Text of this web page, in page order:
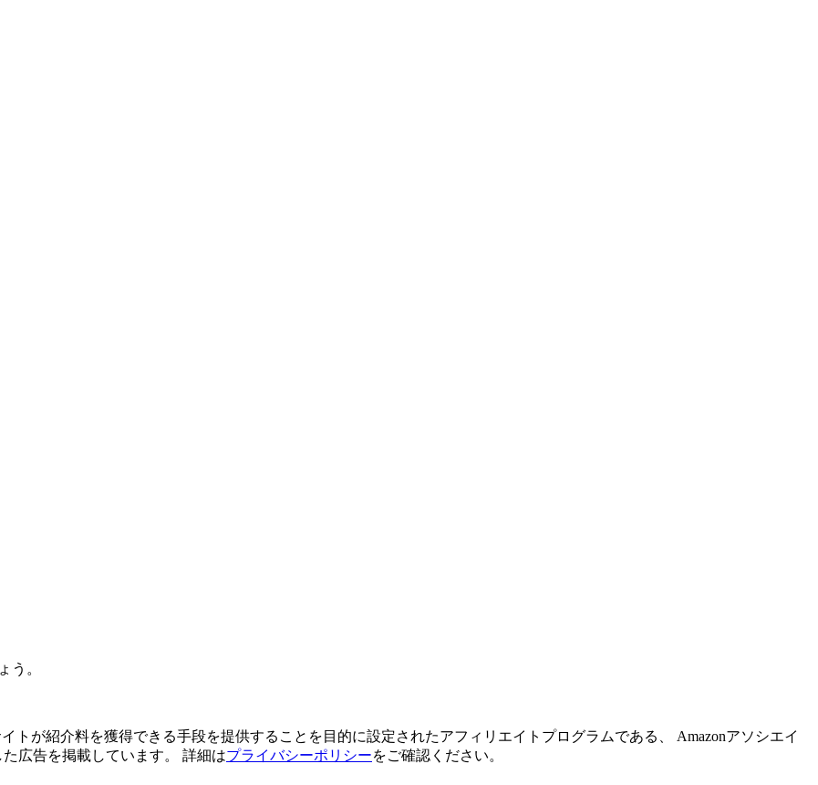
う。
トが紹介料を獲得できる手段を提供することを目的に設定されたアフィリエイトプログラムである、 Amazonアソシエイ
た広告を掲載しています。 詳細はプライバシーポリシーをご確認ください。